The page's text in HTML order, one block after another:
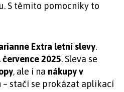
S těmito pomocníky to
Extra letní slevy.
července 2025. Sleva se
, ale i na nákupy v
– stačí se prokázat aplikací